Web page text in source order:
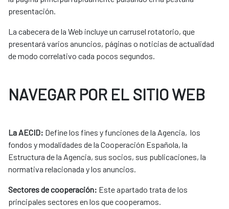
presentación.
La cabecera de la Web incluye un carrusel rotatorio, que
presentará varios anuncios, páginas o noticias de actualidad
de modo correlativo cada pocos segundos.
NAVEGAR POR EL SITIO WEB
La AECID: Define los fines y funciones de la Agencia, los
fondos y modalidades de la Cooperación Española, la
Estructura de la Agencia, sus socios, sus publicaciones, la
normativa relacionada y los anuncios.
Sectores de cooperación: Este apartado trata de los
principales sectores en los que cooperamos.